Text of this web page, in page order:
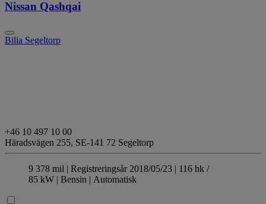
Nissan Qashqai
Bilia Segeltorp
+46 10 497 10 00
Häradsvägen 255, SE-141 72 Segeltorp
9 378 mil | Registreringsår 2018/05/23 | 116 hk /
85 kW | Bensin | Automatisk